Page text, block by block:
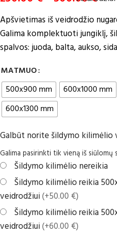
Apšvietimas iš veidrodžio
Galima komplektuoti jungiklį,
spalvos: juoda, balta, aukso,
MATMUO
500x900 mm
600x1000 mm
600x1300 mm
Galbūt norite šildymo kilimėlio
Galima pasirinkti tik vieną iš siūlomų
Šildymo kilimėlio nereikia
Šildymo kilimėlio reikia
veidrodžiui(+50.00 €)
Šildymo kilimėlio reikia
veidrodžiui(+60.00 €)